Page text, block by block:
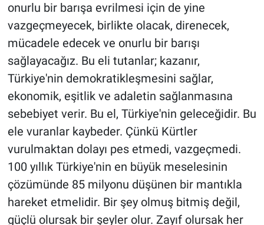
onurlu bir barışa evrilmesi için de yine
vazgeçmeyecek, birlikte olacak, direnecek,
mücadele edecek ve onurlu bir barışı
sağlayacağız. Bu eli tutanlar; kazanır,
Türkiye'nin demokratikleşmesini sağlar,
ekonomik, eşitlik ve adaletin sağlanmasına
sebebiyet verir. Bu el, Türkiye'nin geleceğidir. Bu
ele vuranlar kaybeder. Çünkü Kürtler
vurulmaktan dolayı pes etmedi, vazgeçmedi.
100 yıllık Türkiye'nin en büyük meselesinin
çözümünde 85 milyonu düşünen bir mantıkla
hareket etmelidir. Bir şey olmuş bitmiş değil,
güçlü olursak bir şeyler olur. Zayıf olursak her
Popüler
Programlar
Sağlık
Spor
Teknoloji
Türkiye'nin Geleceği
Türkiye'nin Gündemi